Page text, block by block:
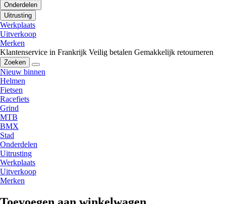
Onderdelen
Uitrusting
Werkplaats
Uitverkoop
Merken
Klantenservice in Frankrijk Veilig betalen Gemakkelijk retourneren
Zoeken
Nieuw binnen
Helmen
Fietsen
Racefiets
Grind
MTB
BMX
Stad
Onderdelen
Uitrusting
Werkplaats
Uitverkoop
Merken